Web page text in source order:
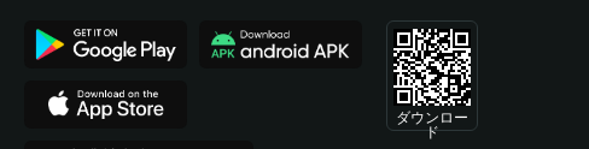
ダウンロー
ド